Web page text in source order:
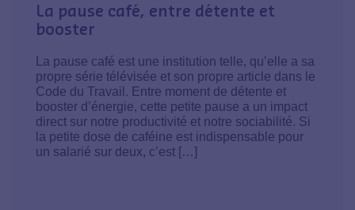
La pause café, entre détente et
booster
La pause café est une institution telle, qu’elle a sa
propre série télévisée et son propre article dans le
Code du Travail. Entre moment de détente et
booster d’énergie, cette petite pause a un impact
direct sur notre productivité et notre sociabilité. Si
la petite dose de caféine est indispensable pour
un salarié sur deux, c’est […]